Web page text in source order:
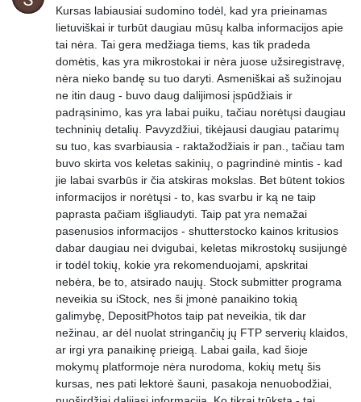
Kursas labiausiai sudomino todėl, kad yra prieinamas
lietuviškai ir turbūt daugiau mūsų kalba informacijos apie
tai nėra. Tai gera medžiaga tiems, kas tik pradeda
domėtis, kas yra mikrostokai ir nėra juose užsiregistravę,
nėra nieko bandę su tuo daryti. Asmeniškai aš sužinojau
ne itin daug - buvo daug dalijimosi įspūdžiais ir
padrąsinimo, kas yra labai puiku, tačiau norėtųsi daugiau
techninių detalių. Pavyzdžiui, tikėjausi daugiau patarimų
su tuo, kas svarbiausia - raktažodžiais ir pan., tačiau tam
buvo skirta vos keletas sakinių, o pagrindinė mintis - kad
jie labai svarbūs ir čia atskiras mokslas. Bet būtent tokios
informacijos ir norėtųsi - to, kas svarbu ir ką ne taip
paprasta pačiam išgliaudyti. Taip pat yra nemažai
pasenusios informacijos - shutterstocko kainos kritusios
dabar daugiau nei dvigubai, keletas mikrostokų susijungė
ir todėl tokių, kokie yra rekomenduojami, apskritai
nebėra, be to, atsirado naujų. Stock submitter programa
neveikia su iStock, nes ši įmonė panaikino tokią
galimybę, DepositPhotos taip pat neveikia, tik dar
nežinau, ar dėl nuolat stringančių jų FTP serverių klaidos,
ar irgi yra panaikinę prieigą. Labai gaila, kad šioje
mokymų platformoje nėra nurodoma, kokių metų šis
kursas, nes pati lektorė šauni, pasakoja nenuobodžiai,